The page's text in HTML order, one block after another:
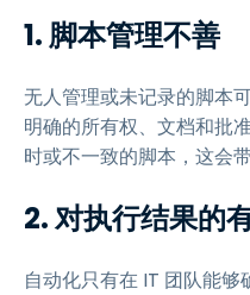
1. 脚本管理不善
无人管理或未记录的脚本
明确的所有权、文档和批
时或不一致的脚本，这会
2. 对执行结果的
自动化只有在 IT 团队能